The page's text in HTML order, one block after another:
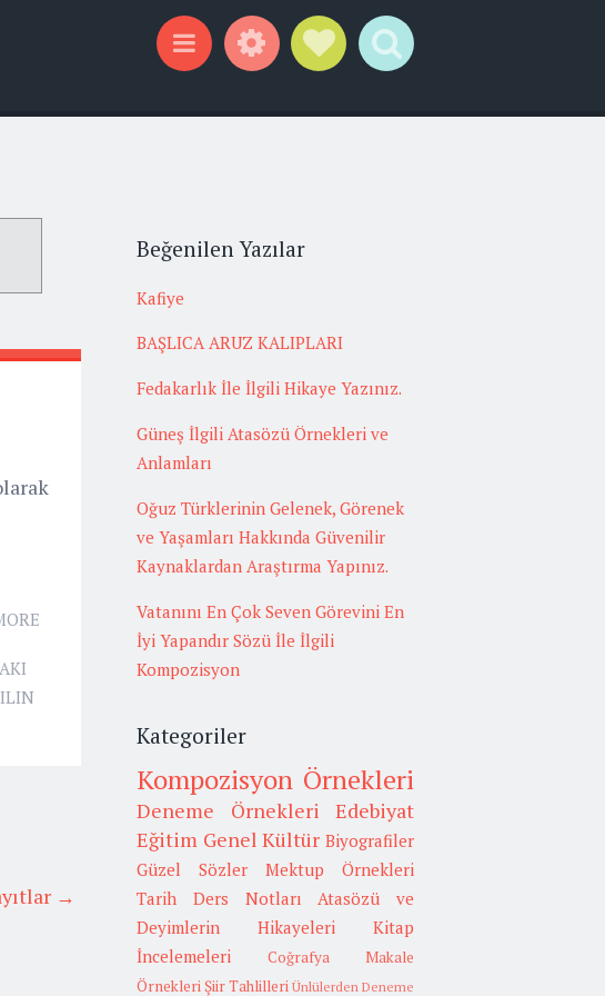
→
Beğenilen Yazılar
Kafiye
BAŞLICA ARUZ KALIPLARI
Fedakarlık İle İlgili Hikaye Yazınız.
Güneş İlgili Atasözü Örnekleri ve
Anlamları
Oğuz Türklerinin Gelenek, Görenek
ve Yaşamları Hakkında Güvenilir
Kaynaklardan Araştırma Yapınız.
Vatanını En Çok Seven Görevini En
İyi Yapandır Sözü İle İlgili
Kompozisyon
Kategoriler
Kompozisyon Örnekleri
Deneme Örnekleri
Edebiyat
Eğitim Genel Kültür Biyografiler
Güzel Sözler
Mektup Örnekleri
Tarih
Ders Notları
Atasözü ve
Deyimlerin Hikayeleri
Kitap
İncelemeleri
Coğrafya
Makale
Örnekleri Şiir Tahlilleri Ünlülerden Deneme